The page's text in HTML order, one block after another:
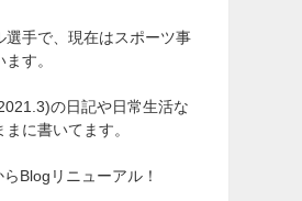
選手で、現在はスポーツ事
す。
の日記や日常生活な
まに書いてます。
Blogリニューアル！